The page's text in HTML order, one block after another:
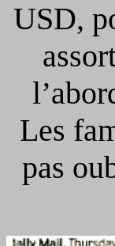
USD,
Les
pas